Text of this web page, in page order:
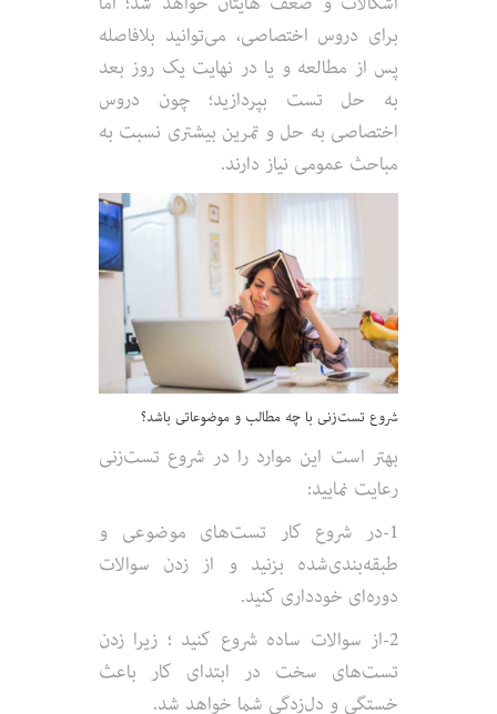
برای دروس اختصاصی، می‌توانید بلافاصله
پس از مطالعه و یا در نهایت یک روز بعد
به حل تست بپردازید؛ چون دروس
اختصاصی به حل و تمرین بیشتری نسبت به
مباحث عمومی نیاز دارند.
شروع تست‌زنی با چه مطالب و موضوعاتی باشد؟
بهتر است این موارد را در شروع تست‌زنی
رعایت نمایید:
1-در شروع کار تست‌های موضوعی و
طبقه‌بندی‌شده بزنید و از زدن سوالات
دوره‌ای خودداری کنید.
2-از سوالات ساده شروع کنید ؛ زیرا زدن
تست‌های سخت در ابتدای کار باعث
خستگی و دل‌زدگی شما خواهد شد.